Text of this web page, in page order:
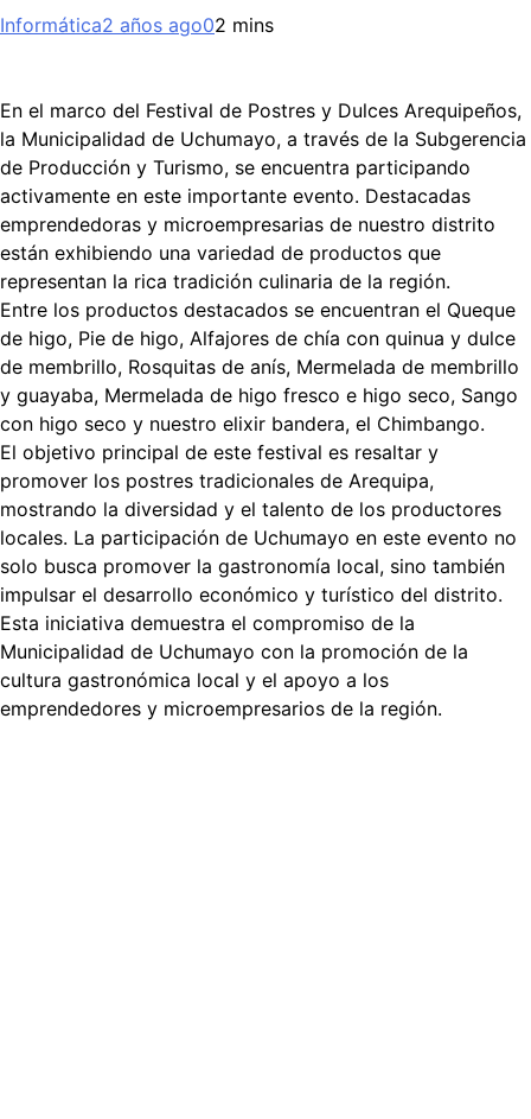
Informática2 años ago02 mins
En el marco del Festival de Postres y Dulces Arequipeños,
la Municipalidad de Uchumayo, a través de la Subgerencia
de Producción y Turismo, se encuentra participando
activamente en este importante evento. Destacadas
emprendedoras y microempresarias de nuestro distrito
están exhibiendo una variedad de productos que
representan la rica tradición culinaria de la región.
Entre los productos destacados se encuentran el Queque
de higo, Pie de higo, Alfajores de chía con quinua y dulce
de membrillo, Rosquitas de anís, Mermelada de membrillo
y guayaba, Mermelada de higo fresco e higo seco, Sango
con higo seco y nuestro elixir bandera, el Chimbango.
El objetivo principal de este festival es resaltar y
promover los postres tradicionales de Arequipa,
mostrando la diversidad y el talento de los productores
locales. La participación de Uchumayo en este evento no
solo busca promover la gastronomía local, sino también
impulsar el desarrollo económico y turístico del distrito.
Esta iniciativa demuestra el compromiso de la
Municipalidad de Uchumayo con la promoción de la
cultura gastronómica local y el apoyo a los
emprendedores y microempresarios de la región.